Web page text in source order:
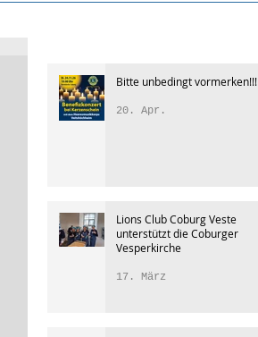
Bitte unbedingt vormerken!!!
20. Apr.
Lions Club Coburg Veste
unterstützt die Coburger
Vesperkirche
17. März